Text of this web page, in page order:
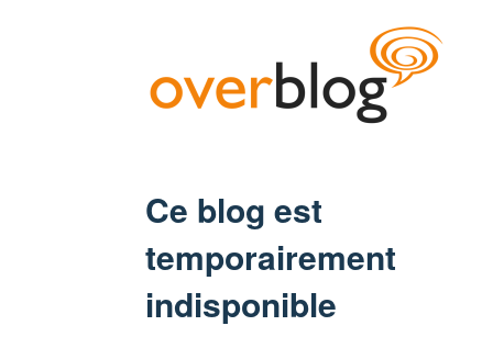
Ce blog est
temporairement
indisponible